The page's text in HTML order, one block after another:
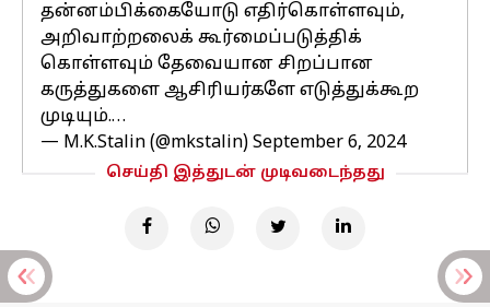
தன்னம்பிக்கையோடு எதிர்கொள்ளவும்,
அறிவாற்றலைக் கூர்மைப்படுத்திக்
கொள்ளவும் தேவையான சிறப்பான
கருத்துகளை ஆசிரியர்களே எடுத்துக்கூற
முடியும்.…
— M.K.Stalin (@mkstalin) September 6, 2024
செய்தி இத்துடன் முடிவடைந்தது